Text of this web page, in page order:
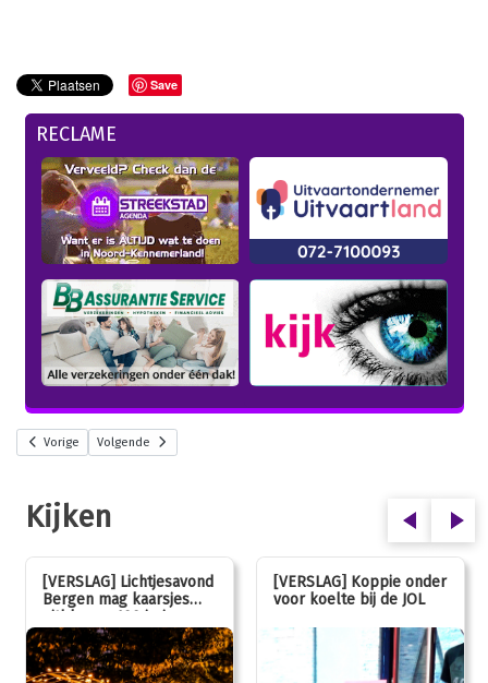
Save
RECLAME
Vorige Volgende
Kijken
[VERSLAG] Lichtjesavond
Bergen mag kaarsjes
uitblazen: 100 jarig
jubileum!
[VERSLAG] Koppie onder
voor koelte bij de JOL